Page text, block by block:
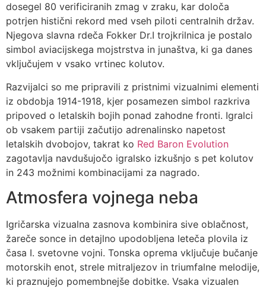
dosegel 80 verificiranih zmag v zraku, kar določa
potrjen histični rekord med vseh piloti centralnih držav.
Njegova slavna rdeča Fokker Dr.I trojkrilnica je postalo
simbol aviacijskega mojstrstva in junaštva, ki ga danes
vključujem v vsako vrtinec kolutov.
Razvijalci so me pripravili z pristnimi vizualnimi elementi
iz obdobja 1914-1918, kjer posamezen simbol razkriva
pripoved o letalskih bojih ponad zahodne fronti. Igralci
ob vsakem partiji začutijo adrenalinsko napetost
letalskih dvobojov, takrat ko Red Baron Evolution
zagotavlja navdušujočo igralsko izkušnjo s pet kolutov
in 243 možnimi kombinacijami za nagrado.
Atmosfera vojnega neba
Igričarska vizualna zasnova kombinira sive oblačnost,
žareče sonce in detajlno upodobljena leteča plovila iz
časa I. svetovne vojni. Tonska oprema vključuje bučanje
motorskih enot, strele mitraljezov in triumfalne melodije,
ki praznujejo pomembnejše dobitke. Vsaka vizualen